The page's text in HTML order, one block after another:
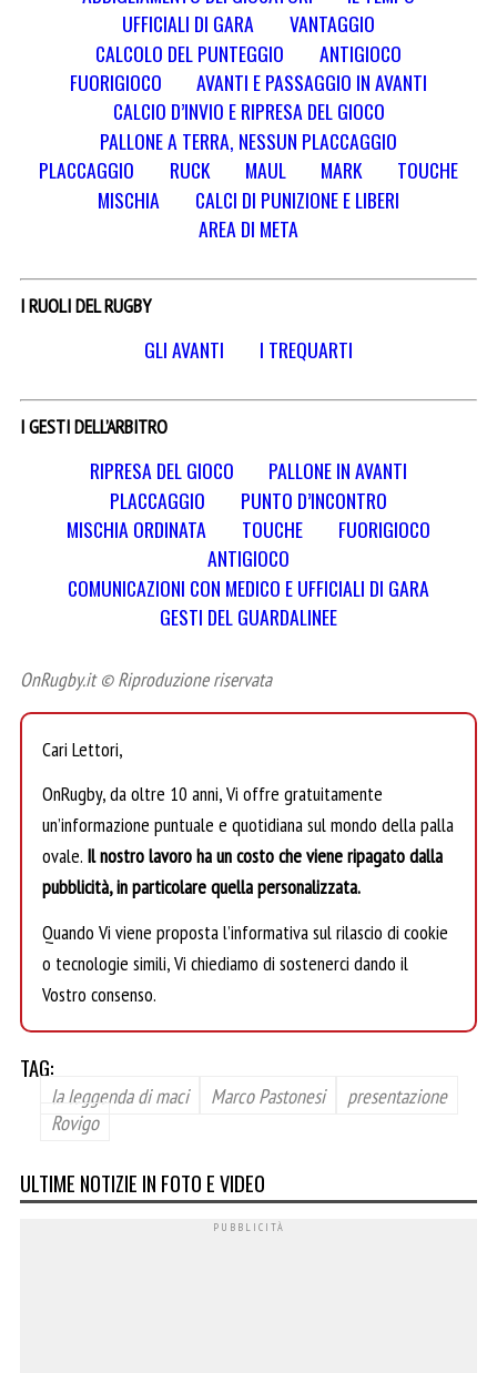
UFFICIALI DI GARA
VANTAGGIO
CALCOLO DEL PUNTEGGIO
ANTIGIOCO
FUORIGIOCO
AVANTI E PASSAGGIO IN AVANTI
CALCIO D’INVIO E RIPRESA DEL GIOCO
PALLONE A TERRA, NESSUN PLACCAGGIO
PLACCAGGIO
RUCK MAUL MARK
TOUCHE
MISCHIA
CALCI DI PUNIZIONE E LIBERI
AREA DI META
I RUOLI DEL RUGBY
GLI AVANTI I TREQUARTI
I GESTI DELL’ARBITRO
RIPRESA DEL GIOCO
PALLONE IN AVANTI
PLACCAGGIO
PUNTO D’INCONTRO
MISCHIA ORDINATA
TOUCHE
FUORIGIOCO
ANTIGIOCO
COMUNICAZIONI CON MEDICO E UFFICIALI DI GARA
GESTI DEL GUARDALINEE
OnRugby.it © Riproduzione riservata
Cari Lettori,
OnRugby, da oltre 10 anni, Vi offre gratuitamente
un’informazione puntuale e quotidiana sul mondo della palla
ovale. Il nostro lavoro ha un costo che viene ripagato dalla
pubblicità, in particolare quella personalizzata.
Quando Vi viene proposta l’informativa sul rilascio di cookie
o tecnologie simili, Vi chiediamo di sostenerci dando il
Vostro consenso.
TAG:
la leggenda di maci Marco Pastonesi
presentazione
Rovigo
ULTIME NOTIZIE IN FOTO E VIDEO